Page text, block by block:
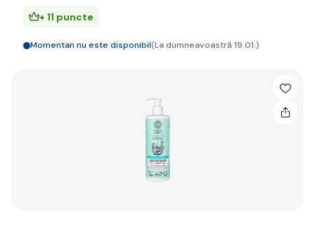
+ 11 puncte
Momentan nu este disponibil(La dumneavoastră 19.01.)